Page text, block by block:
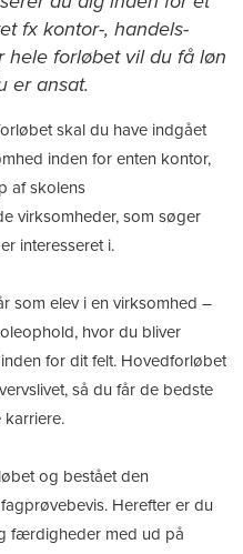
fx kontor-, handels-
hele forløbet vil du få løn
er ansat.
skal du have indgået
inden for enten kontor,
af skolens
virksomheder, som søger
interesseret i.
som elev i en virksomhed –
hvor du bliver
for dit felt. Hovedforløbet
så du får de bedste
og bestået den
Herefter er du
færdigheder med ud på